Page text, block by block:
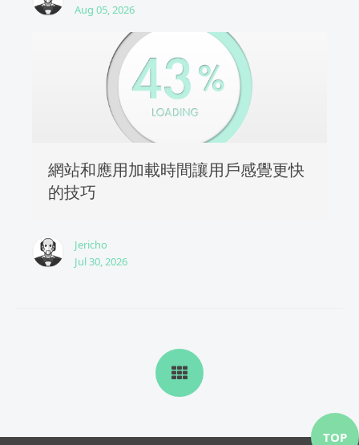
Aug 05, 2026
網站和應用加載時間讓用戶感覺更快
的技巧
Jericho
Jul 30, 2026
TOP